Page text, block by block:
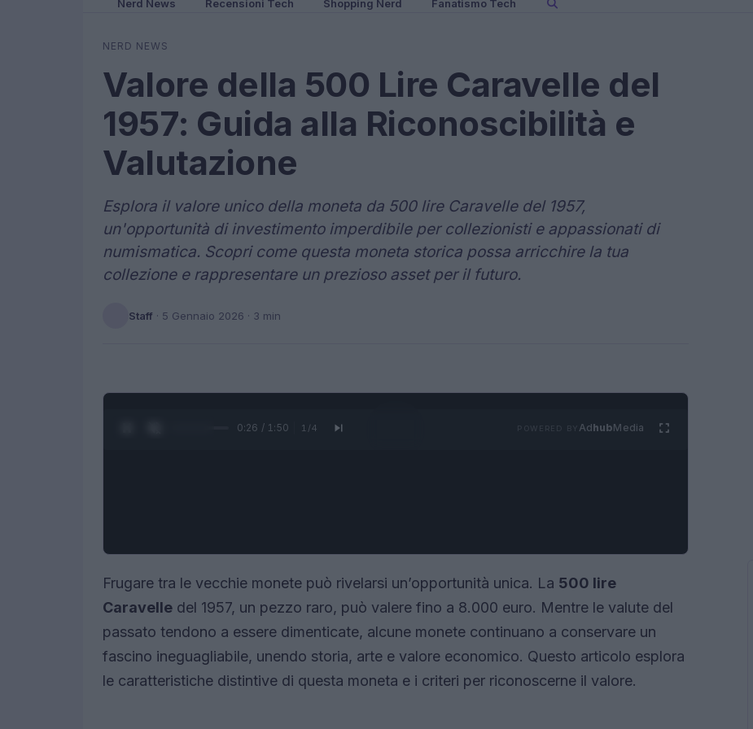
Nerd News Recensioni Tech Shopping Nerd Fanatismo Tech
NERD NEWS
Valore della 500 Lire Caravelle del
1957: Guida alla Riconoscibilità e
Valutazione
Esplora il valore unico della moneta da 500 lire Caravelle del 1957,
un'opportunità di investimento imperdibile per collezionisti e appassionati di
numismatica. Scopri come questa moneta storica possa arricchire la tua
collezione e rappresentare un prezioso asset per il futuro.
Staff · 5 Gennaio 2026 · 3 min
0:27 / 1:50 1 /4 AdhubMedia
Frugare tra le vecchie monete può rivelarsi un’opportunità unica. La 500 lire
Caravelle del 1957, un pezzo raro, può valere fino a 8.000 euro. Mentre le valute del
passato tendono a essere dimenticate, alcune monete continuano a conservare un
fascino ineguagliabile, unendo storia, arte e valore economico. Questo articolo esplora
le caratteristiche distintive di questa moneta e i criteri per riconoscerne il valore.